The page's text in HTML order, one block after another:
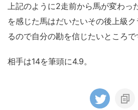
上記のように2走前から馬が変わっ
を感じた馬はだいたいその後上級
るので自分の勘を信じたいところで
相手は14を筆頭に4.9。